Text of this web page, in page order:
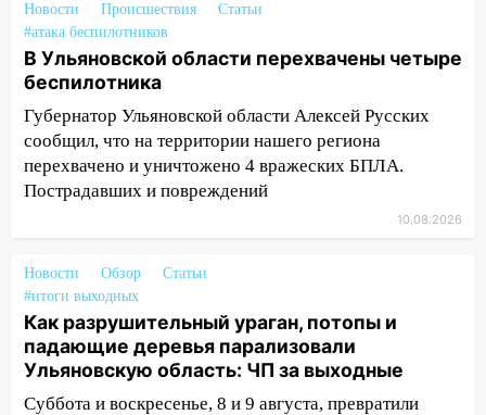
10:11
Во время атаки беспилотников в
Нижнекамске погибли люди: в
республике объявили траур
10:06
За выходные выпало больше
месячной нормы осадков и упало 111
деревьев в Ульяновске
10:00 В Кузоватово ураганный ветер
09:20
Момент падения дерева на
машину в Ульяновске попал на видео
09:16 Утро ульяновских водителей
началось с «глухой» пробки на старом
мосту
Новости Происшествия
Статьи
#атака беспилотников
В Ульяновской области перехвачены четыре
беспилотника
Губернатор Ульяновской области Алексей Русских
сообщил, что на территории нашего региона
перехвачено и уничтожено 4 вражеских БПЛА.
Пострадавших и повреждений
10.08.2026
Новости Обзор
Статьи
#итоги выходных
Как разрушительный ураган, потопы и
падающие деревья парализовали
Ульяновскую область: ЧП за выходные
Суббота и воскресенье, 8 и 9 августа, превратили